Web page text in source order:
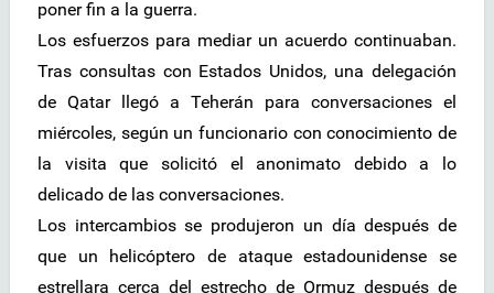
poner fin a la guerra.
Los esfuerzos para mediar un acuerdo continuaban.
Tras consultas con Estados Unidos, una delegación
de Qatar llegó a Teherán para conversaciones el
miércoles, según un funcionario con conocimiento de
la visita que solicitó el anonimato debido a lo
delicado de las conversaciones.
Los intercambios se produjeron un día después de
que un helicóptero de ataque estadounidense se
estrellara cerca del estrecho de Ormuz después de